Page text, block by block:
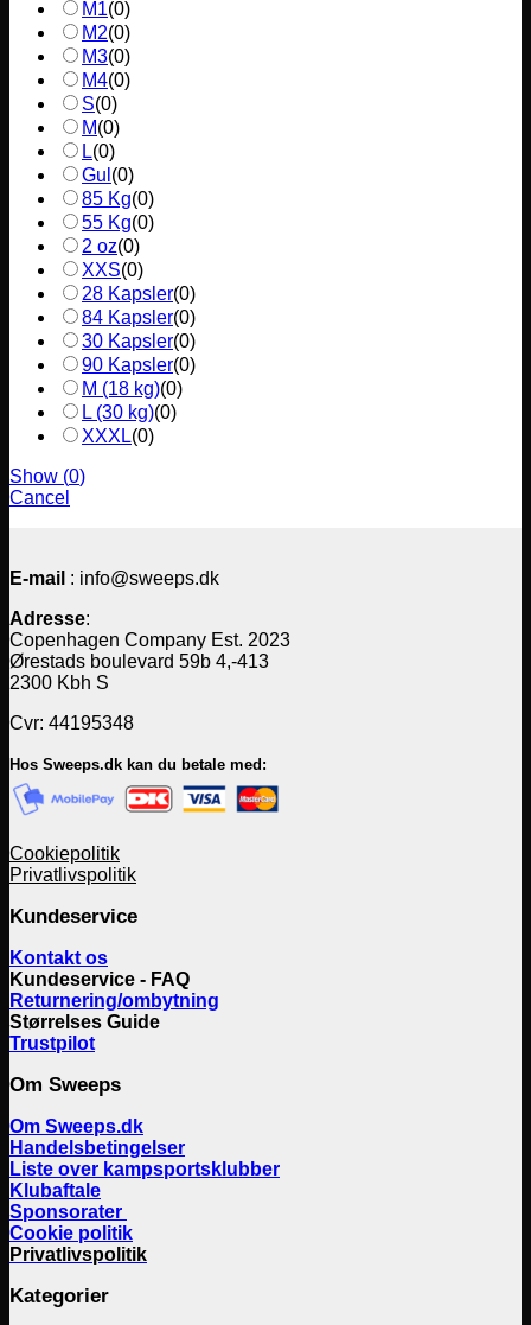
M1(0)
M2(0)
M3(0)
M4(0)
S(0)
M(0)
L(0)
Gul (0)
85 Kg(0)
55 Kg(0)
2 oz(0)
XXS(0)
28 Kapsler(0)
84 Kapsler(0)
30 Kapsler(0)
90 Kapsler(0)
M (18 kg)(0)
L (30 kg)(0)
XXXL(0)
Show (0)
Cancel
E-mail : info@sweeps.dk
Adresse:
Copenhagen Company Est. 2023
Ørestads boulevard 59b 4,-413
2300 Kbh S
Cvr: 44195348
Hos Sweeps.dk kan du betale med:
Cookiepolitik
Privatlivspolitik
Kundeservice
Kontakt os
Kundeservice - FAQ
Returnering/ombytning
Størrelses Guide
Trustpilot
Om Sweeps
Om Sweeps.dk
Handelsbetingelser
Liste over kampsportsklubber
Klubaftale
Sponsorater
Cookie politik
Privatlivspolitik
Kategorier